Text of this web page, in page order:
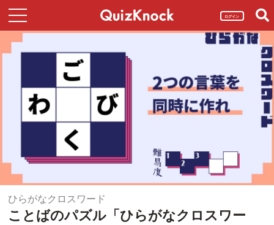
ログイン
ひらがなクロスワード
ことばのパズル「ひらがなクロスワー